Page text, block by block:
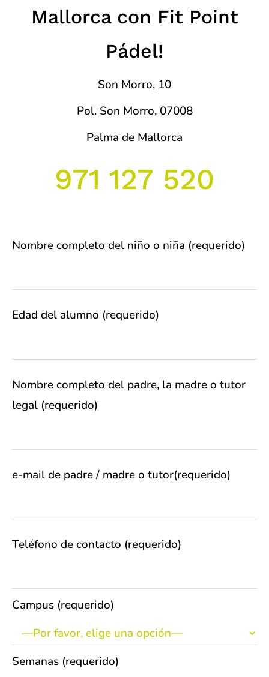
Mallorca con Fit Point
Pádel!
Son Morro, 10
Pol. Son Morro, 07008
Palma de Mallorca
971 127 520
Nombre completo del niño o niña (requerido)
Edad del alumno (requerido)
Nombre completo del padre, la madre o tutor
legal (requerido)
e-mail de padre / madre o tutor(requerido)
Teléfono de contacto (requerido)
Campus (requerido)
Semanas (requerido)